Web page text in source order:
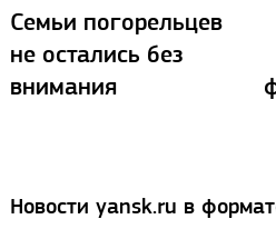
Семьи погорельцев
не остались без
внимания
Новости yansk.ru в